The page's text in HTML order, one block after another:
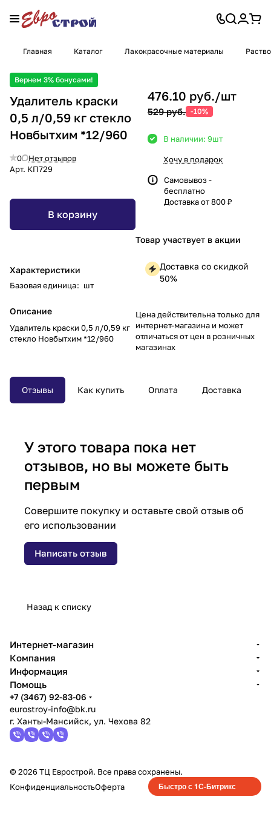
Главная Каталог Лакокрасочные материалы
Вернем 3% бонусами!
Удалитель краски
0,5 л/0,59 кг стекло
Новбытхим *12/960
0
Нет отзывов
Арт. КП729
В корзину
Характеристики
Базовая единица: шт
Описание
Удалитель краски 0,5 л/0,59 кг
стекло Новбытхим *12/960
476.10 руб./шт
529 руб. -10%
В наличии: 9шт
Хочу в подарок
Самовывоз -
бесплатно
Доставка от 800 ₽
Товар участвует в акции
Доставка со скидкой
50%
Цена действительна только для
интернет-магазина и может
отличаться от цен в розничных
магазинах
Отзывы Как купить Оплата Доставка
У этого товара пока нет
отзывов, но вы можете быть
первым
Совершите покупку и оставьте свой отзыв об
его использовании
Написать отзыв
Назад к списку
Интернет-магазин
Компания
Информация
Помощь
+7 (3467) 92-83-06
eurostroy-info@bk.ru
г. Ханты-Мансийск, ул. Чехова 82
© 2026 ТЦ Еврострой. Все права сохранены.
КонфиденциальностьОферта Быстро с 1С-Битрикс